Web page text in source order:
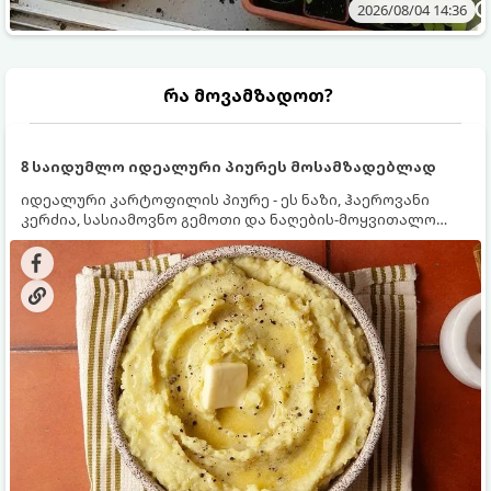
2026/08/04 14:36
რა მოვამზადოთ?
8 საიდუმლო იდეალური პიურეს მოსამზადებლად
იდეალური კარტოფილის პიურე - ეს ნაზი, ჰაეროვანი
კერძია, სასიამოვნო გემოთი და ნაღების-მოყვითალო
ფერით. მისი მომზადება ძალიან მარტივია, მაგრამ
არსებობს რამდენიმე საიდუმლო, რომლებიც უნდა
იცოდეთ, რომ პიურე იდეალურად გემრიელი გამოვიდეს.